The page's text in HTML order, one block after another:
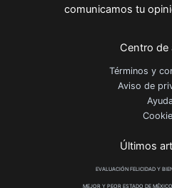
comunicamos tu
Centro de
Términos y
Aviso de
Últimos
EVALUACIÓN FELICIDAD Y
MEJOR Y PEOR ESTADO DE